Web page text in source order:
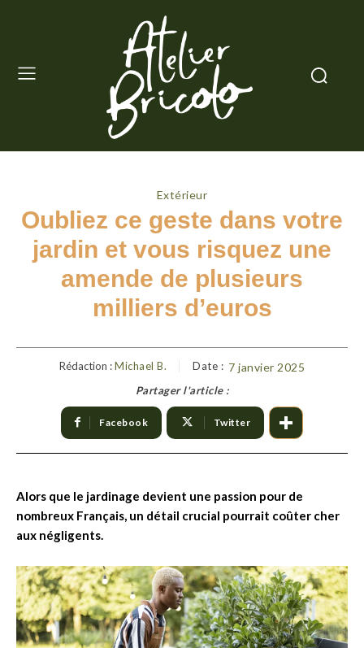
Extérieur
Oubliez ce geste dans votre
jardin et vous risquez une
amende de plusieurs
milliers d’euros
Rédaction :Michael B. Date : 7 janvier 2025
Partager l'article :
Facebook Twitter
Alors que le jardinage devient une passion pour de
nombreux Français, un détail crucial pourrait coûter cher
aux négligents.